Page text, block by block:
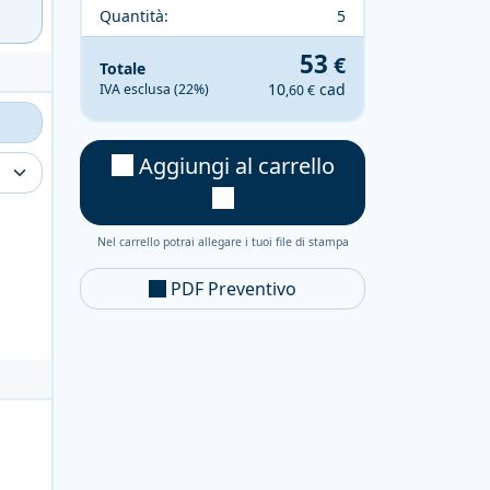
Quantità: 5
Totale
IVA esclusa (22%)
53 €
10,60 € cad
Aggiungi al carrello
Nel carrello potrai allegare i tuoi file di stampa
PDF Preventivo